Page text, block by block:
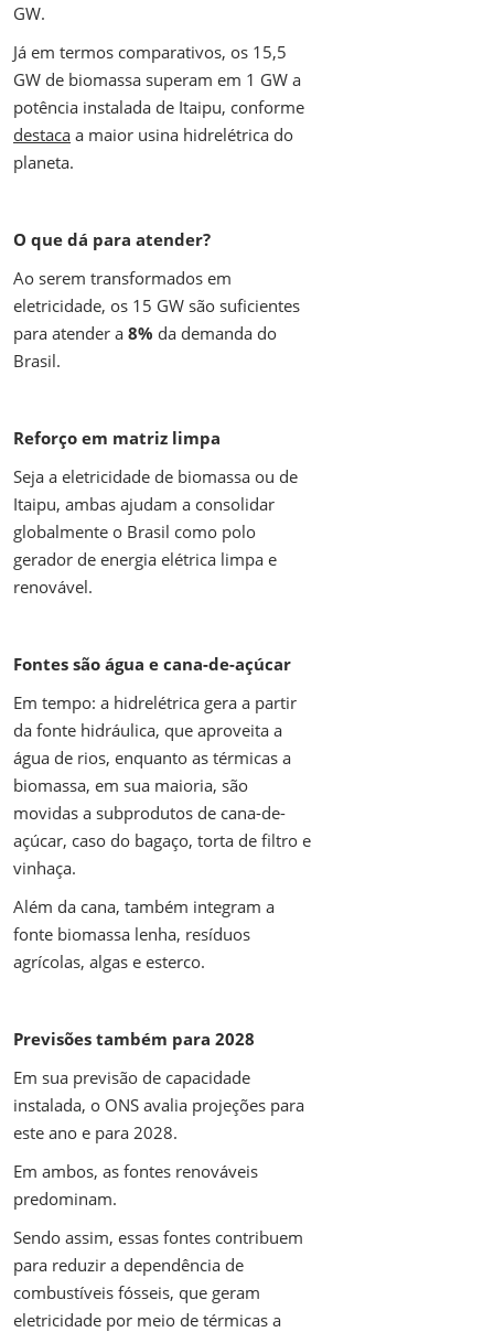
GW.
Já em termos comparativos, os 15,5
GW de biomassa superam em 1 GW a
potência instalada de Itaipu, conforme
destaca a maior usina hidrelétrica do
planeta.
O que dá para atender?
Ao serem transformados em
eletricidade, os 15 GW são suficientes
para atender a 8% da demanda do
Brasil.
Reforço em matriz limpa
Seja a eletricidade de biomassa ou de
Itaipu, ambas ajudam a consolidar
globalmente o Brasil como polo
gerador de energia elétrica limpa e
renovável.
Fontes são água e cana-de-açúcar
Em tempo: a hidrelétrica gera a partir
da fonte hidráulica, que aproveita a
água de rios, enquanto as térmicas a
biomassa, em sua maioria, são
movidas a subprodutos de cana-de-
açúcar, caso do bagaço, torta de filtro e
vinhaça.
Além da cana, também integram a
fonte biomassa lenha, resíduos
agrícolas, algas e esterco.
Previsões também para 2028
Em sua previsão de capacidade
instalada, o ONS avalia projeções para
este ano e para 2028.
Em ambos, as fontes renováveis
predominam.
Sendo assim, essas fontes contribuem
para reduzir a dependência de
combustíveis fósseis, que geram
eletricidade por meio de térmicas a